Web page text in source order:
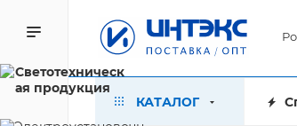
КАТАЛОГ